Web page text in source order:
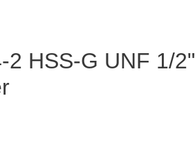
2 HSS-G UNF 1/2"